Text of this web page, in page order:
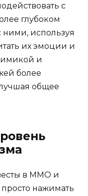
с
глубоком
ними, используя
их эмоции и
и
более
общее
в MMO и
просто нажимать